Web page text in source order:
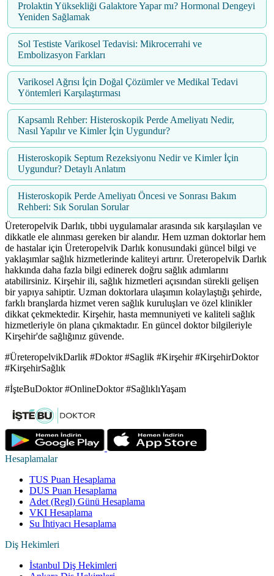
Prolaktin Yüksekliği Galaktore Yapar mı? Hormonal Dengeyi
Yeniden Sağlamak
Sol Testiste Varikosel Tedavisi: Mikrocerrahi ve
Embolizasyon Farkları
Varikosel Ağrısı İçin Doğal Çözümler ve Medikal Tedavi
Yöntemleri Karşılaştırması
Kapsamlı Rehber: Histeroskopik Perde Ameliyatı Nedir,
Nasıl Yapılır ve Kimler İçin Uygundur?
Histeroskopik Septum Rezeksiyonu Nedir ve Kimler İçin
Uygundur? Detaylı Anlatım
Histeroskopik Perde Ameliyatı Öncesi ve Sonrası Bakım
Rehberi: Sık Sorulan Sorular
Üreteropelvik Darlık, tıbbi uygulamalar arasında sık karşılaşılan ve
dikkatle ele alınması gereken bir alandır. Hem uzman doktorlar hem
de hastalar için Üreteropelvik Darlık konusundaki güncel bilgi ve
yaklaşımlar sağlık hizmetlerinde kaliteyi artırır. Üreteropelvik Darlık
hakkında daha fazla bilgi edinerek doğru sağlık adımlarını
atabilirsiniz. Kirşehir ili, sağlık hizmetleri açısından sürekli gelişen
bir yapıya sahiptir. Uzman doktorlara ulaşımın kolaylaştığı şehirde,
farklı branşlarda hizmet veren sağlık kuruluşları ve özel klinikler
dikkat çekmektedir. Kirşehir, hasta memnuniyeti ve kaliteli sağlık
hizmetleriyle ön plana çıkmaktadır. En güncel doktor bilgileriyle
Kirşehir'de sağlığınız güvende.
#ÜreteropelvikDarlik #Doktor #Saglik #Kirşehir #KirşehirDoktor
#KirşehirSağlık
#İşteBuDoktor #OnlineDoktor #SağlıklıYaşam
Hesaplamalar
TUS Puan Hesaplama
DUS Puan Hesaplama
Adet (Regl) Günü Hesaplama
VKI Hesaplama
Su İhtiyacı Hesaplama
Diş Hekimleri
İstanbul Diş Hekimleri